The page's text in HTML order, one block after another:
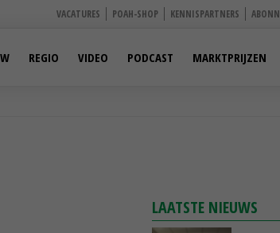
VACATURES POAH-SHOP KENNISPARTNERS
REGIO VIDEO PODCAST MARKTPRIJZEN
LAATSTE NIEUWS